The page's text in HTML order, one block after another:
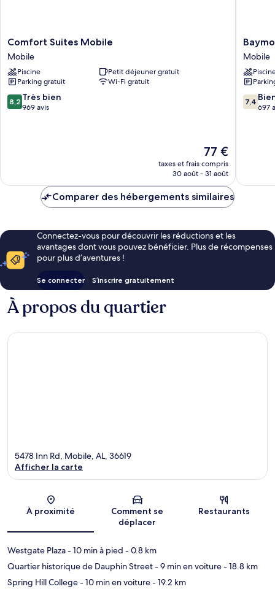
Comfort
Suites
Mobile
Mobile
Comfort Suites Mobile
Mobile
Piscine
Petit déjeuner gratuit
Parking gratuit
Wi-Fi gratuit
8.2
sur
8,2 Très bien
969 avis
Le
nouveau
prix
de
77 €
taxes et frais compris
30 août - 31 août
by
Mobile/
Corner
Mobile
Mobile
7.4
sur
7,4
697
Comparer des hébergements similaires
Connectez-vous pour découvrir les réductions et les
avantages dont vous pouvez bénéficier. Plus de récompenses
pour plus d’aventures !
Se connecter S’inscrire gratuitement
À propos du quartier
Carte
5478 Inn Rd, Mobile, AL, 36619
Afficher la carte
À proximité
Comment se
déplacer
Restaurants
Westgate Plaza- 10 min à pied - 0.8 km
Quartier historique de Dauphin Street- 9 min en voiture- 18.8 km
Spring Hill College- 10 min en voiture- 19.2 km